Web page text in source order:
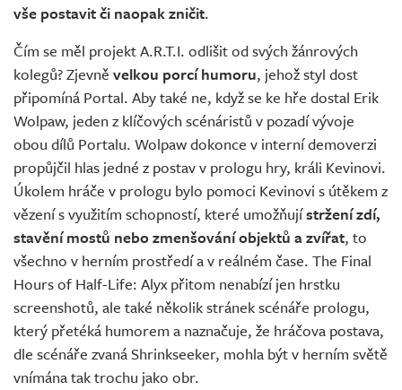
vše postavit či naopak zničit.
Čím se měl projekt A.R.T.I. odlišit od svých žánrových
kolegů? Zjevně velkou porcí humoru, jehož styl dost
připomíná Portal. Aby také ne, když se ke hře dostal Erik
Wolpaw, jeden z klíčových scénáristů v pozadí vývoje
obou dílů Portalu. Wolpaw dokonce v interní demoverzi
propůjčil hlas jedné z postav v prologu hry, králi Kevinovi.
Úkolem hráče v prologu bylo pomoci Kevinovi s útěkem z
vězení s využitím schopností, které umožňujístržení zdí,
stavění mostů nebo zmenšování objektů a zvířat, to
všechno v herním prostředí a v reálném čase. The Final
Hours of Half-Life: Alyx přitom nenabízí jen hrstku
screenshotů, ale také několik stránek scénáře prologu,
který přetéká humorem a naznačuje, že hráčova postava,
dle scénáře zvaná Shrinkseeker, mohla být v herním světě
vnímána tak trochu jako obr.